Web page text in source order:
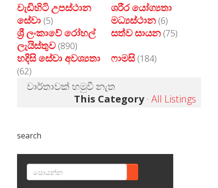
වැඩිහිටි උපස්ථාන
සේවා (5)
ශරීර යෝග්‍යතා
මධ්‍යස්ථාන (6)
ශ්‍රී ලංකාවේ රෝහල්
ලැයිස්තුව (890)
සත්ව සායන (75)
හදිසි සේවා අවශ්‍යතා
(62)
ෆාමසි (184)
වාර්තාවක් හමුවී නැත
This Category· All Listings
search